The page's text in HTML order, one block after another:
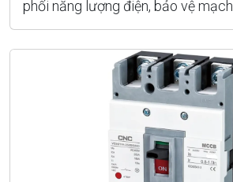
phối năng lượng điện, bảo vệ mạch